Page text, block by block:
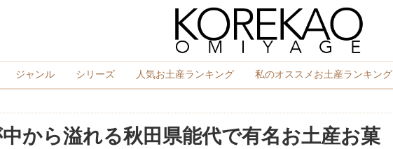
ジャンル シリーズ 人気お土産ランキング 私のオススメお土産ランキング
から溢れる秋田県能代で有名お土産お菓